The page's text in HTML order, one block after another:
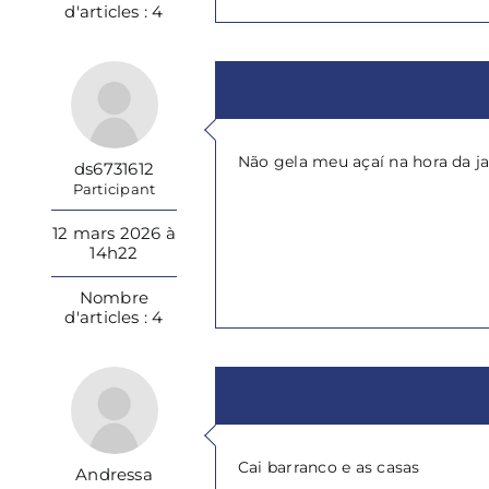
d'articles : 4
ds6731612
Participant
12 mars 2026 à
14h22
Nombre
d'articles : 4
Não gela meu açaí na hora da
Andressa Cai barranco e as casas